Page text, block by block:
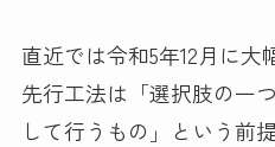
直近では令和5年12月に大
先行工法は「選択肢の一
して行うもの」という前